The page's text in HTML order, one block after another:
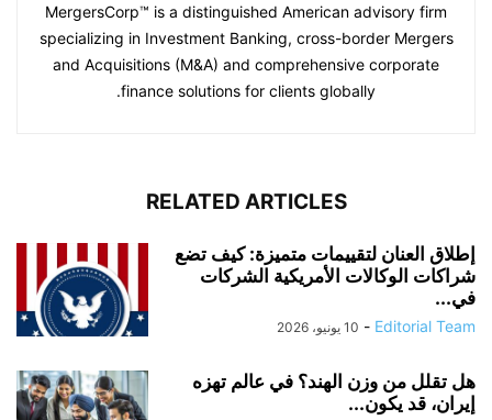
MergersCorp™ is a distinguished American advisory firm
specializing in Investment Banking, cross-border Mergers
and Acquisitions (M&A) and comprehensive corporate
finance solutions for clients globally.
RELATED ARTICLES
إطلاق العنان لتقييمات متميزة: كيف تضع
شراكات الوكالات الأمريكية الشركات
في...
Editorial Team
- 10 يونيو، 2026
هل تقلل من وزن الهند؟ في عالم تهزه
إيران، قد يكون...